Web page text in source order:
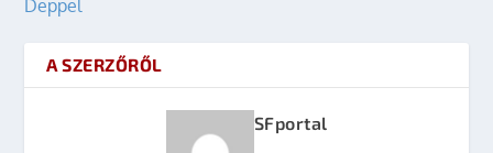
Deppel
A SZERZŐRŐL
SFportal